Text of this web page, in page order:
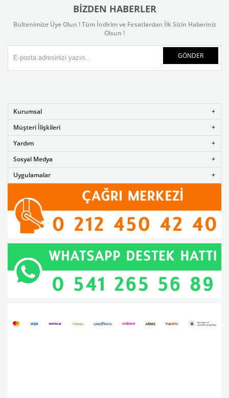
BIZDEN HABERLER
Bültenimize Üye Olun ! Tüm İndirim ve Fırsatlardan İlk Sizin Haberiniz
Olsun !
GÖNDER
Kurumsal
Müşteri İlişkileri
Yardım
Sosyal Medya
Uygulamalar